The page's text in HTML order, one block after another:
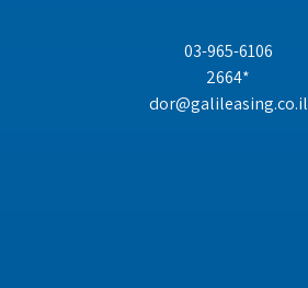
03-965-6106
*2664
dor@galileasing.co.il